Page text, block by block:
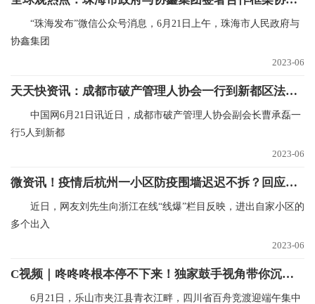
“珠海发布”微信公众号消息，6月21日上午，珠海市人民政府与
协鑫集团
2023-06
天天快资讯：成都市破产管理人协会一行到新都区法院调研交流
中国网6月21日讯近日，成都市破产管理人协会副会长曹承磊一
行5人到新都
2023-06
微资讯！疫情后杭州一小区防疫围墙迟迟不拆？回应来了
近日，网友刘先生向浙江在线“线爆”栏目反映，进出自家小区的
多个出入
2023-06
C视频｜咚咚咚根本停不下来！独家鼓手视角带你沉浸式划龙舟
6月21日，乐山市夹江县青衣江畔，四川省百舟竞渡迎端午集中